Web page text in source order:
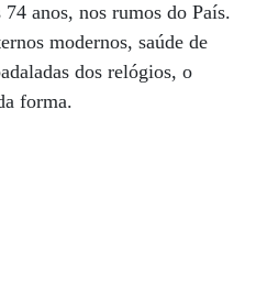
anos, nos rumos do País.
modernos, saúde de
dos relógios, o
forma.